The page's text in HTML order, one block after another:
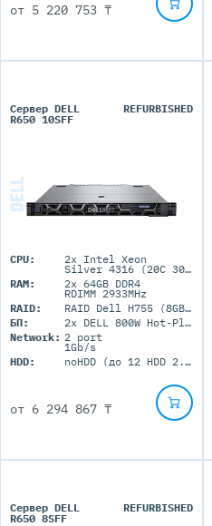
от 5 220 753 ₸
Сервер DELL
R650 10SFF
REFURBISHED
CPU: 2x Intel Xeon
Silver 4316 (20C 30M Cache 2.3GHz)
RAM:
2x 64GB DDR4
RDIMM 2933MHz
RAID:
RAID Dell H755 (8GB+BBU)
БП:
2x DELL 800W Hot-Plug
Network: 2 port
1Gb/s
HDD:
noHDD (до 12 HDD 2.5'' SFF)
от 6 294 867 ₸
Сервер DELL
R650 8SFF
REFURBISHED